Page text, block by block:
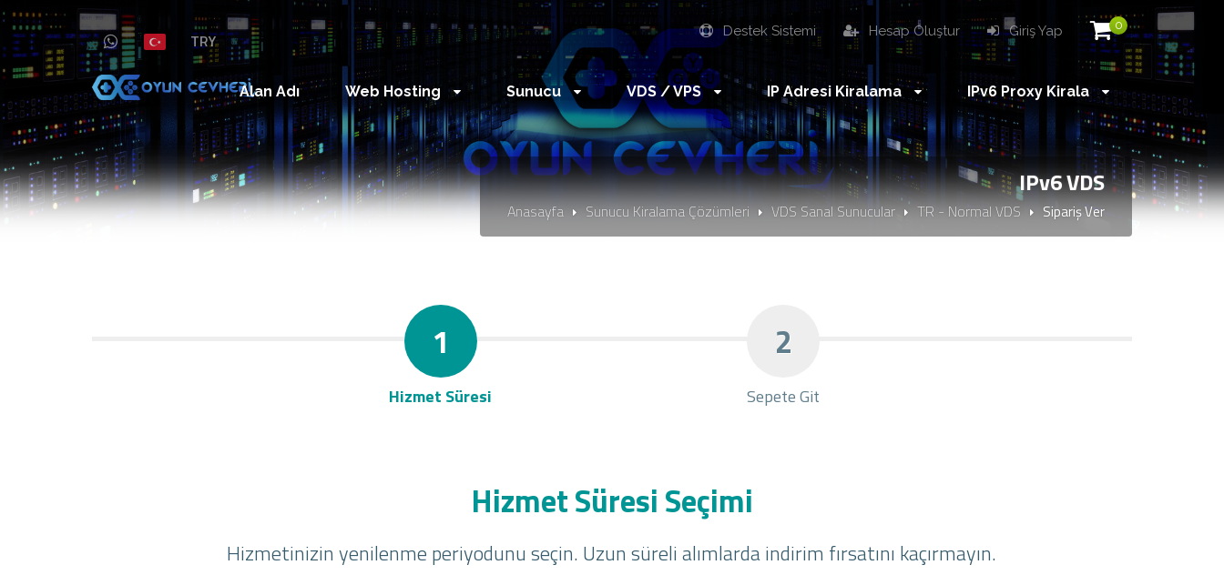
0
Giriş Yap
Hesap Oluştur
Destek Sistemi
TRY
Alan Adı Web Hosting Sunucu VDS / VPS IP Adresi Kiralama IPv6 Proxy Kirala
IPv6 VDS
Anasayfa Sunucu Kiralama Çözümleri VDS Sanal Sunucular TR - Normal VDS Sipariş Ver
1
Hizmet Süresi
2
Sepete Git
Hizmet Süresi Seçimi
Hizmetinizin yenilenme periyodunu seçin. Uzun süreli alımlarda indirim fırsatını kaçırmayın.